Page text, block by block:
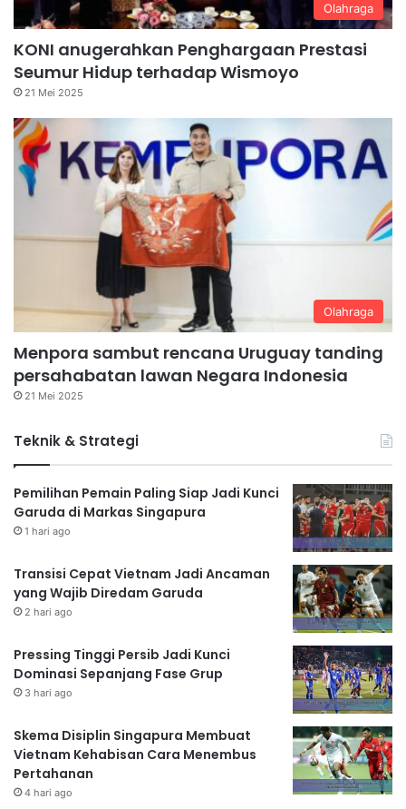
Olahraga
KONI anugerahkan Penghargaan Prestasi
Seumur Hidup terhadap Wismoyo
21 Mei 2025
Olahraga
Menpora sambut rencana Uruguay tanding
persahabatan lawan Negara Indonesia
21 Mei 2025
Teknik & Strategi
Pemilihan Pemain Paling Siap Jadi Kunci
Garuda di Markas Singapura
1 hari ago
Transisi Cepat Vietnam Jadi Ancaman
yang Wajib Diredam Garuda
2 hari ago
Pressing Tinggi Persib Jadi Kunci
Dominasi Sepanjang Fase Grup
3 hari ago
Skema Disiplin Singapura Membuat
Vietnam Kehabisan Cara Menembus
Pertahanan
4 hari ago